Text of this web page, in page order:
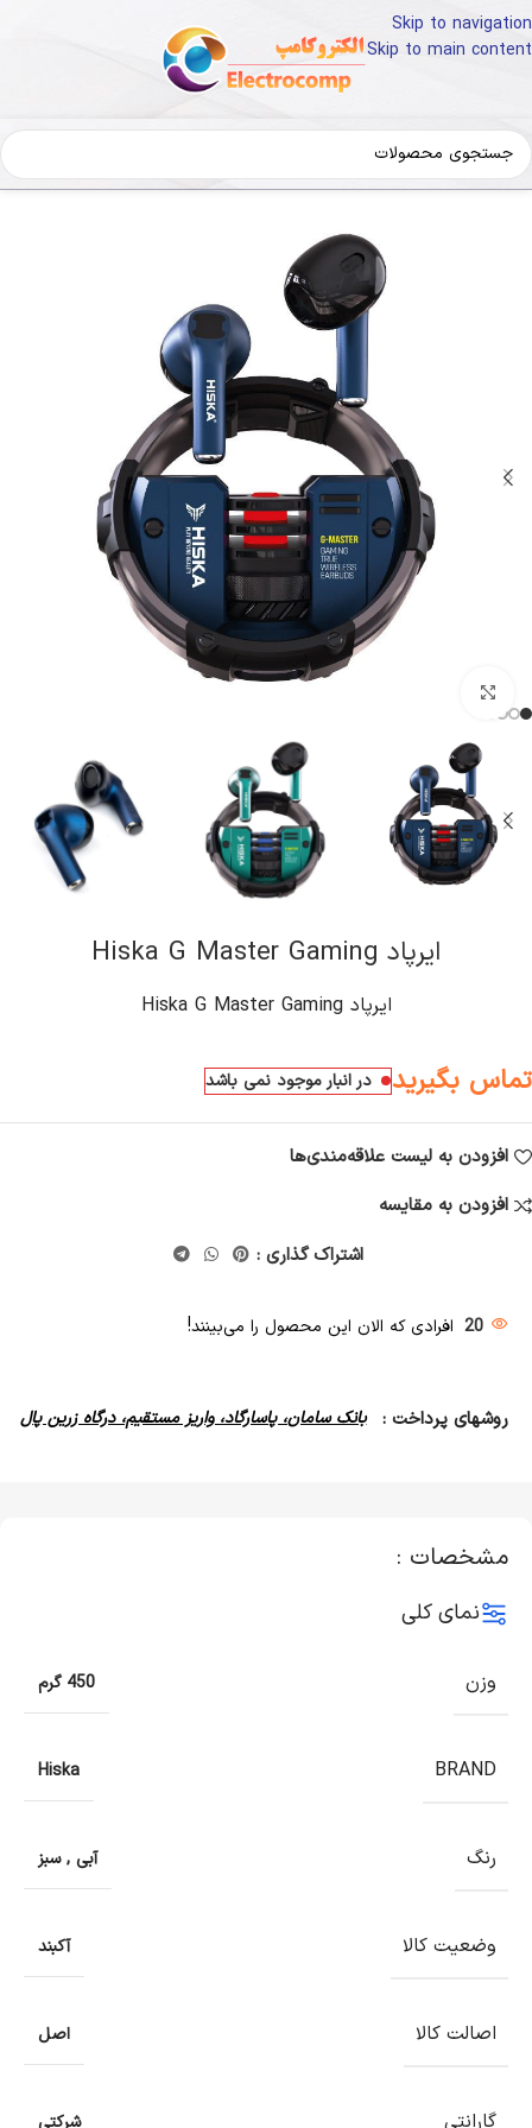
Skip to navigation
Skip to main content
و لوازم جانبی تجهیزات جانبی موبایل ایرپاد و هدفون
ایرپاد Hiska G Master Gaming
ایرپاد Hiska G Master Gaming
تماس بگیرید در انبار موجود نمی باشد
افزودن به لیست علاقه‌مندی‌ها
افزودن به مقایسه
اشتراک گذاری :
20 افرادی که الان این محصول را می‌بینند!
روشهای پرداخت : بانک سامان، پاسارگاد، واریز مستقیم، درگاه زرین پال
مشخصات :
نمای کلی
وزن 450 گرم
BRAND
Hiska
رنگ آبی ,سبز
وضعیت کالا آکبند
اصالت کالا اصل
شرکتی